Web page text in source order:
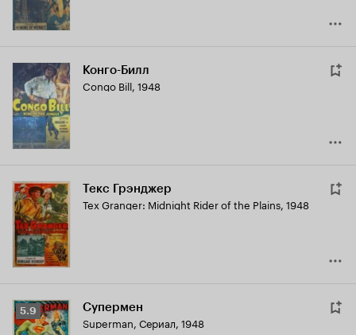
Конго-Билл
Congo Bill, 1948
Текс Грэнджер
Tex Granger: Midnight Rider of the Plains, 1948
Рейтинг
Кинопоиска
5.9 Супермен
Superman, Сериал, 1948